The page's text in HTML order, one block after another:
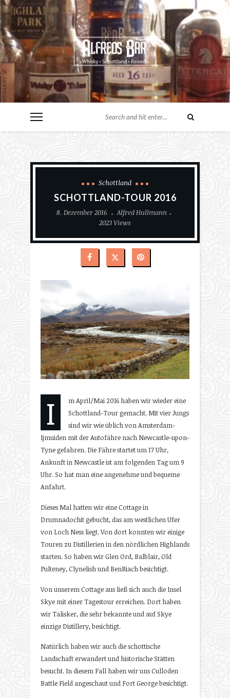
Schottland
SCHOTTLAND-TOUR 2016
8. Dezember 2016
Alfred Hullmann
2023 Views
I
m April/Mai 2016 haben wir wieder eine
Schottland-Tour gemacht. Mit vier Jungs
sind wir wie üblich von Amsterdam-
Ijmuiden mit der Autofähre nach Newcastle-upon-
Tyne gefahren. Die Fähre startet um 17 Uhr,
Ankunft in Newcastle ist am folgenden Tag um 9
Uhr. So hat man eine angenehme und bequeme
Anfahrt.
Dieses Mal hatten wir eine Cottage in
Drumnadochit gebucht, das am westlichen Ufer
von Loch Ness liegt. Von dort konnten wir einige
Touren zu Distillerien in den nördlichen Highlands
starten. So haben wir Glen Ord, Balblair, Old
Pulteney, Clynelish und BenRiach besichtigt.
Von unserem Cottage aus ließ sich auch die Insel
Skye mit einer Tagestour erreichen. Dort haben
wir Talisker, die sehr bekannte und auf Skye
einzige Distillery, besichtigt.
Natürlich haben wir auch die schottische
Landschaft erwandert und historische Stätten
besucht. In diesem Fall haben wir uns Culloden
Battle Field angeschaut und Fort George besichtigt.